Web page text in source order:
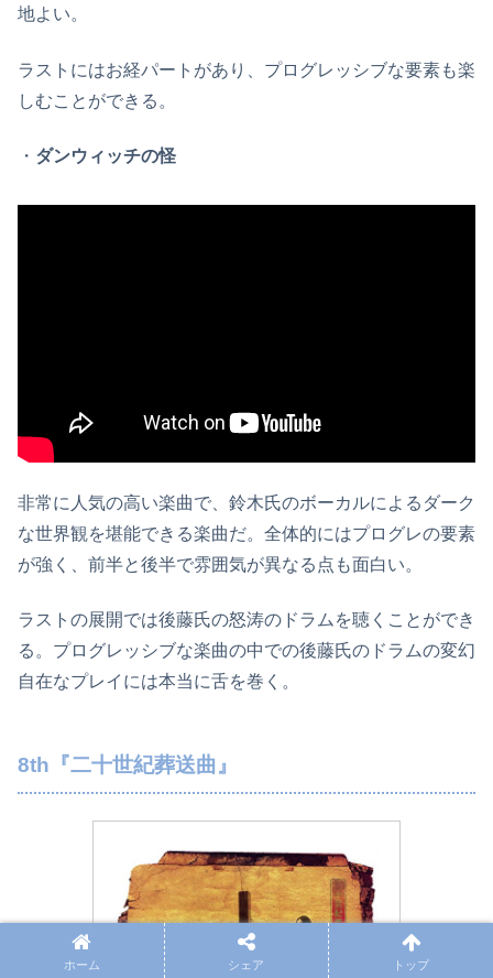
地よい。
ラストにはお経パートがあり、プログレッシブな要素も楽
しむことができる。
・ ダンウィッチの怪
非常に人気の高い楽曲で、鈴木氏のボーカルによるダーク
な世界観を堪能できる楽曲だ。全体的にはプログレの要素
が強く、前半と後半で雰囲気が異なる点も面白い。
ラストの展開では後藤氏の怒涛のドラムを聴くことができ
る。プログレッシブな楽曲の中での後藤氏のドラムの変幻
自在なプレイには本当に舌を巻く。
8th『二十世紀葬送曲』
ホーム シェア トップ